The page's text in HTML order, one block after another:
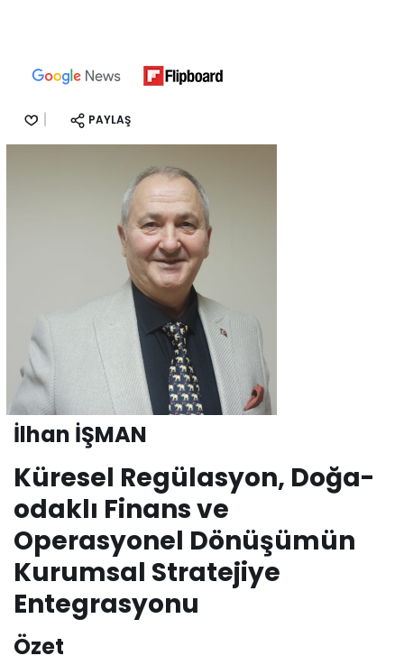
PAYLAŞ
İlhan İŞMAN
Küresel Regülasyon, Doğa-
odaklı Finans ve
Operasyonel Dönüşümün
Kurumsal Stratejiye
Entegrasyonu
Özet